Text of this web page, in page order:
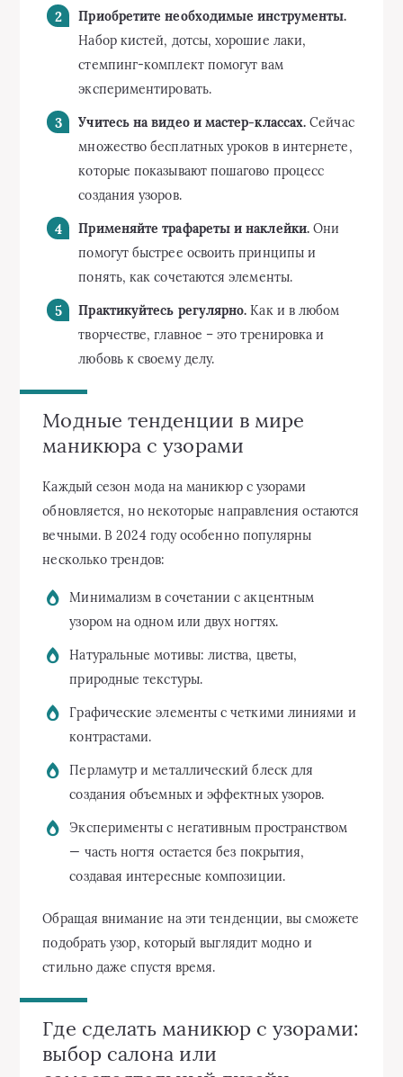
Приобретите необходимые инструменты.
Набор кистей, дотсы, хорошие лаки,
стемпинг-комплект помогут вам
экспериментировать.
Учитесь на видео и мастер-классах. Сейчас
множество бесплатных уроков в интернете,
которые показывают пошагово процесс
создания узоров.
Применяйте трафареты и наклейки.Они
помогут быстрее освоить принципы и
понять, как сочетаются элементы.
Практикуйтесь регулярно. Как и в любом
творчестве, главное – это тренировка и
любовь к своему делу.
Модные тенденции в мире
маникюра с узорами
Каждый сезон мода на маникюр с узорами
обновляется, но некоторые направления остаются
вечными. В 2024 году особенно популярны
несколько трендов:
Минимализм в сочетании с акцентным
узором на одном или двух ногтях.
Натуральные мотивы: листва, цветы,
природные текстуры.
Графические элементы с четкими линиями и
контрастами.
Перламутр и металлический блеск для
создания объемных и эффектных узоров.
Эксперименты с негативным пространством
— часть ногтя остается без покрытия,
создавая интересные композиции.
Обращая внимание на эти тенденции, вы сможете
подобрать узор, который выглядит модно и
стильно даже спустя время.
Где сделать маникюр с узорами:
выбор салона или